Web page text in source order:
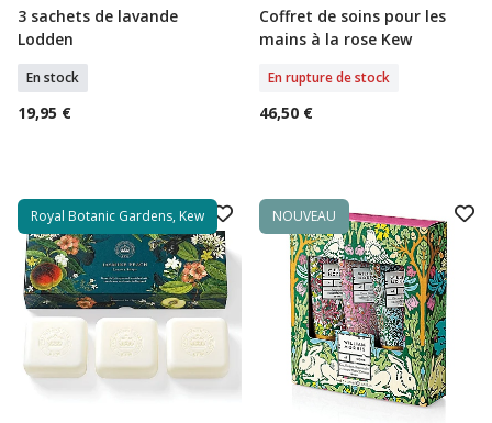
Ajouter Au Panier
3 sachets de lavande
Lodden
En stock
19,95 €
Rupture De Stock
Coffret de soins pour les
mains à la rose Kew
En rupture de stock
46,50 €
Royal Botanic Gardens, Kew NOUVEAU